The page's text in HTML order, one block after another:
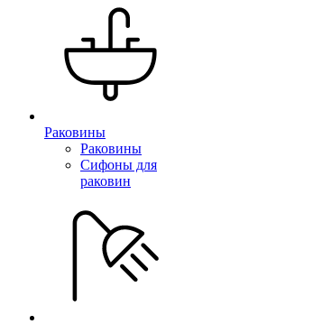
Раковины
Раковины
Сифоны для
раковин